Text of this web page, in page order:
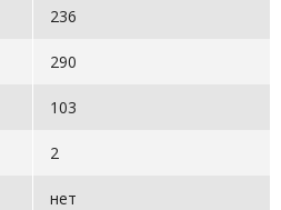
236
290
103
2
нет